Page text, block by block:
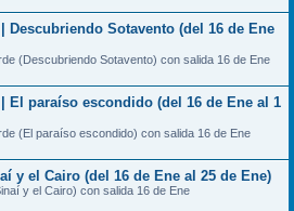
Descubriendo Sotavento (del 16 de Ene
(Descubriendo Sotavento) con salida 16 de Ene
El paraíso escondido (del 16 de Ene al 1
(El paraíso escondido) con salida 16 de Ene
y el Cairo (del 16 de Ene al 25 de Ene)
y el Cairo) con salida 16 de Ene